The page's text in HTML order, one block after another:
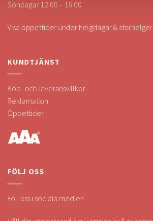
Söndagar 12.00 – 16.00
Visa öppettider under helgdagar & storhelger.
KUNDTJÄNST
Köp- och leveransvillkor
Reklamation
Öppettider
FÖLJ OSS
Följ oss i sociala medier!